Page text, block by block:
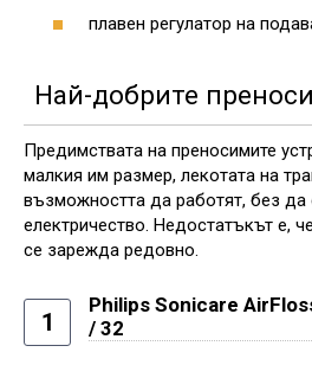
плавен регулатор на
Най-добрите
Предимствата на преносимите
малкия им размер, лекотата на
възможността да работят, без да
електричество. Недостатъкът е,
се зарежда редовно.
1
Philips Sonicare
/ 32